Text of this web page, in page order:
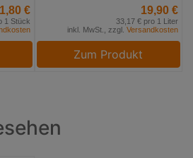
€
1 Stück
19,90 €
33,17 € pro 1 Liter
inkl. MwSt., zzgl. Versandkosten
Zum Produkt